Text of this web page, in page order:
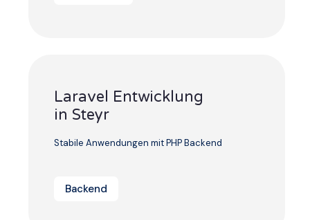
Laravel Entwicklung
in Steyr
Stabile Anwendungen mit PHP Backend
Backend